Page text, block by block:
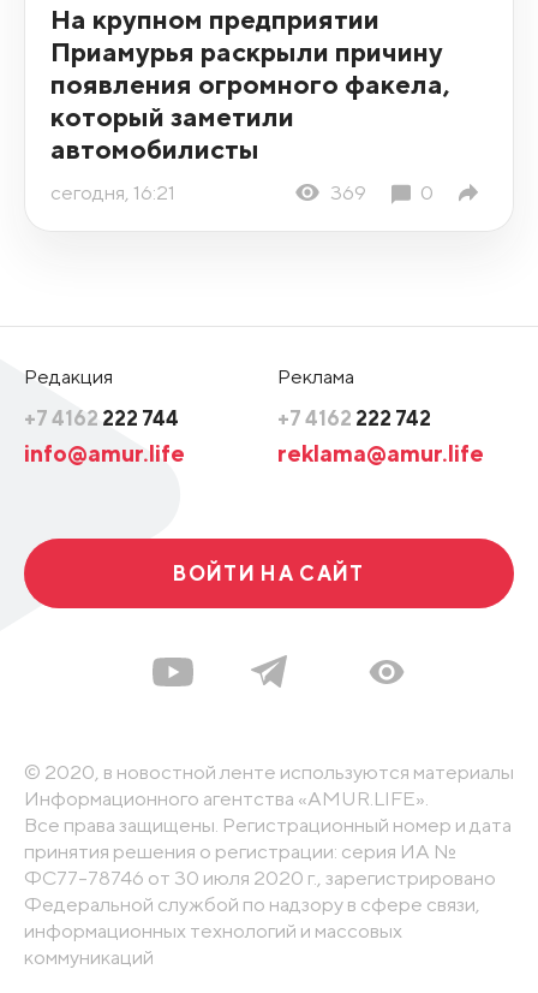
На крупном предприятии
Приамурья раскрыли причину
появления огромного факела,
который заметили
автомобилисты
сегодня, 16:21 369 0
Редакция
+7 4162 222 744
info@amur.life
Реклама
+7 4162 222 742
reklama@amur.life
ВОЙТИ НА САЙТ
© 2020, в новостной ленте используются материалы
Информационного агентства «AMUR.LIFE».
Все права защищены. Регистрационный номер и дата
принятия решения о регистрации: серия ИА №
ФС77-78746 от 30 июля 2020 г., зарегистрировано
Федеральной службой по надзору в сфере связи,
информационных технологий и массовых
коммуникаций